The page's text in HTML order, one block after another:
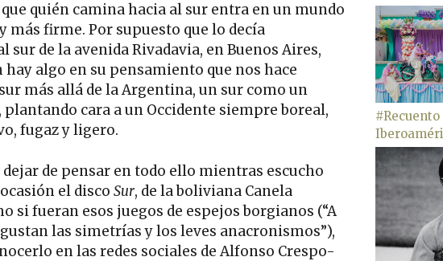
quién camina hacia al sur entra en un mundo
más firme. Por supuesto que lo decía
sur de la avenida Rivadavia, en Buenos Aires,
algo en su pensamiento que nos hace
más allá de la Argentina, un sur como un
, plantando cara a un Occidente siempre boreal,
fugaz y ligero.
de pensar en todo ello mientras escucho
el disco Sur, de la boliviana Canela
si fueran esos juegos de espejos borgianos (“A
las simetrías y los leves anacronismos”),
en las redes sociales de Alfonso Crespo-